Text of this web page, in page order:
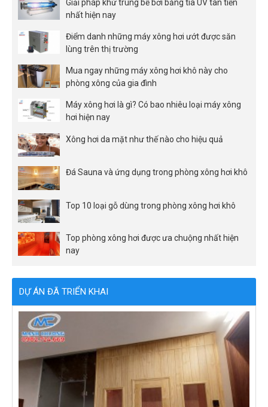
Giải pháp khử trùng bể bơi bằng tia UV tân tiến
nhất hiện nay
Điểm danh những máy xông hơi ướt được săn
lùng trên thị trường
Mua ngay những máy xông hơi khô này cho
phòng xông của gia đình
Máy xông hơi là gì? Có bao nhiêu loại máy xông
hơi hiện nay
Xông hơi da mặt như thế nào cho hiệu quả
Đá Sauna và ứng dụng trong phòng xông hơi khô
Top 10 loại gỗ dùng trong phòng xông hơi khô
Top phòng xông hơi được ưa chuộng nhất hiện
nay
DỰ ÁN ĐÃ TRIỂN KHAI